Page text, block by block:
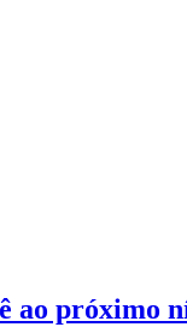
ao próximo